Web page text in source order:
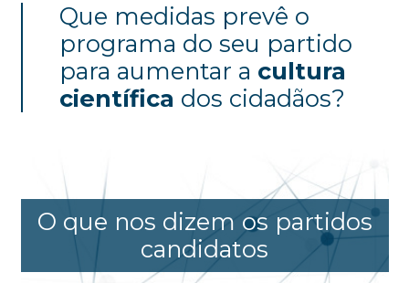
Que medidas prevê o
programa do seu partido
para aumentar a cultura
científica dos cidadãos?
O que nos dizem os partidos
candidatos